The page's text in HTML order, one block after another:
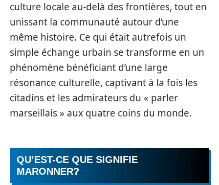
culture locale au-delà des frontières, tout en
unissant la communauté autour d’une
même histoire. Ce qui était autrefois un
simple échange urbain se transforme en un
phénomène bénéficiant d’une large
résonance culturelle, captivant à la fois les
citadins et les admirateurs du « parler
marseillais » aux quatre coins du monde.
QU’EST-CE QUE SIGNIFIE
MARONNER?